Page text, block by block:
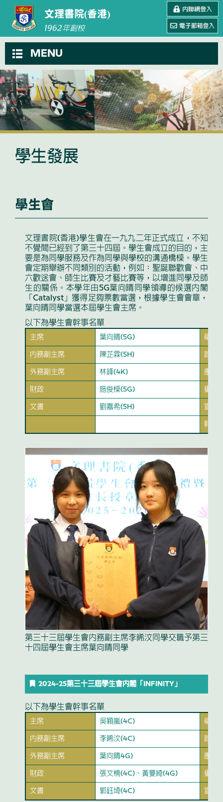
文理書院(香港)
1962年創校
MENU
學生發展
學生會
文理書院(香港)學生會在一九九二年正式成立，不知
不覺間已經到了第三十四屆。學生會成立的目的，主
要是為同學服務及作為同學與學校的溝通橋樑。學生
會定期舉辦不同類別的活動，例如：聖誕聯歡會、中
六歡送會、師生比賽及才藝比賽等，以增進同學及師
生的關係。本學年由5G葉向晴同學領導的候選內閣
「Catalyst」獲得足夠票數當選，根據學生會會章，
葉向晴同學當選本屆學生會主席。
以下為學生會幹事名單
主席 葉向晴(5G) 福利
內務副主席 陳芷霖(5H) 設計
外務副主席 林鋒(4K) 康樂
財政 施俊樑(5G) 攝影
文書 劉嘉希(5H) 宣傳
幹事
第三十三屆學生會內務副主席李晞汶同學交職予第三
十四屆學生會主席葉向晴同學
2024-25第三十三屆學生會內閣「INFINITY」
以下為學生會幹事名單
主席 吳穎嵐(4C) 福利
內務副主席 李晞汶(4C) 設計
外務副主席 葉向晴4G) 康樂
財政 張文楠(4C)、黃曼綺(4G) 攝影
文書 郭鈺埼(4C) 宣傳